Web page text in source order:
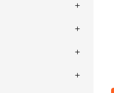



